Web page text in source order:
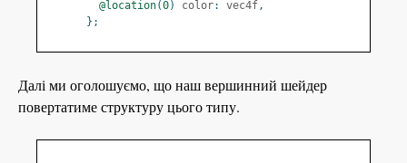
@location(0) color: vec4f,
};
Далі ми оголошуємо, що наш вершинний шейдер
повертатиме структуру цього типу.